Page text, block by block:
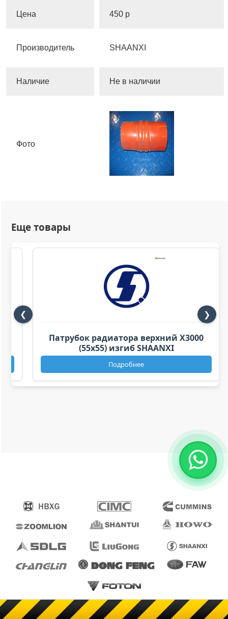
Цена 450 р
Производитель SHAANXI
Наличие Не в наличии
Фото